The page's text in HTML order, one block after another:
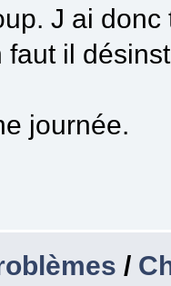
J ai donc
faut il
journée.
/